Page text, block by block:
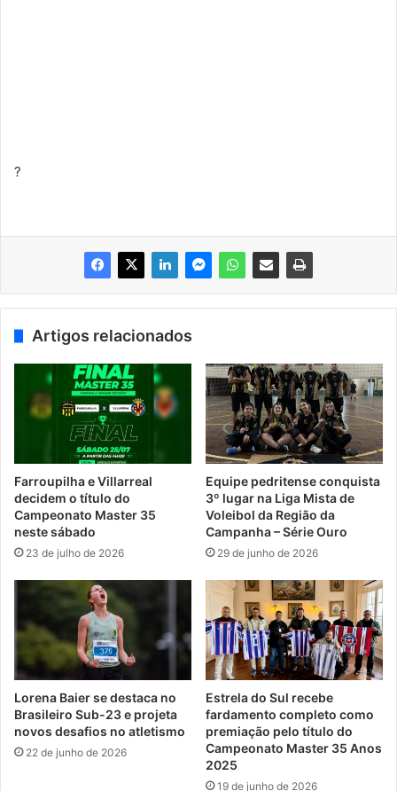
?
Artigos relacionados
Farroupilha e Villarreal
decidem o título do
Campeonato Master 35
neste sábado
23 de julho de 2026
Equipe pedritense conquista
3º lugar na Liga Mista de
Voleibol da Região da
Campanha – Série Ouro
29 de junho de 2026
Lorena Baier se destaca no
Brasileiro Sub-23 e projeta
novos desafios no atletismo
22 de junho de 2026
Estrela do Sul recebe
fardamento completo como
premiação pelo título do
Campeonato Master 35 Anos
2025
19 de junho de 2026